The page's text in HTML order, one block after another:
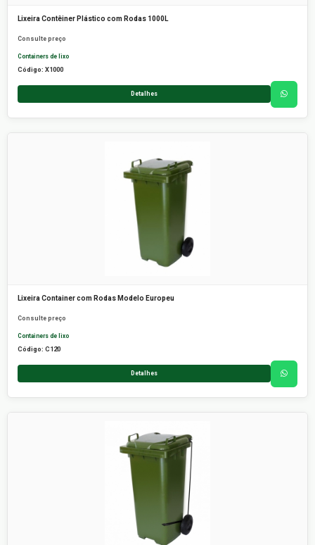
Lixeira Contêiner Plástico com Rodas 1000L
Consulte preço
Containers de lixo
Código: X1000
Detalhes
Lixeira Container com Rodas Modelo Europeu
Consulte preço
Containers de lixo
Código: C120
Detalhes